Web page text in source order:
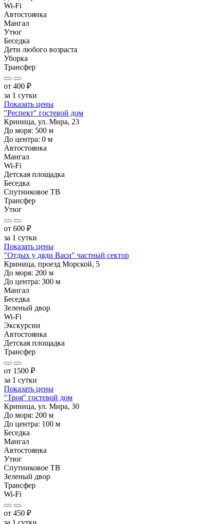
Wi-Fi
Автостоянка
Мангал
Утюг
Беседка
Дети любого возраста
Уборка
Трансфер
от 400 ₽
за 1 сутки
Показать цены
"Респект" гостевой дом
Криница, ул. Мира, 23
До моря: 500 м
До центра: 0 м
Автостоянка
Мангал
Wi-Fi
Детская площадка
Беседка
Спутниковое ТВ
Трансфер
Утюг
от 600 ₽
за 1 сутки
Показать цены
"Отдых у дяди Васи" частный сектор
Криница, проезд Морской, 5
До моря: 200 м
До центра: 300 м
Мангал
Беседка
Зеленый двор
Wi-Fi
Экскурсии
Автостоянка
Детская площадка
Трансфер
от 1500 ₽
за 1 сутки
Показать цены
"Троя" гостевой дом
Криница, ул. Мира, 30
До моря: 200 м
До центра: 100 м
Беседка
Мангал
Автостоянка
Утюг
Спутниковое ТВ
Зеленый двор
Трансфер
Wi-Fi
от 450 ₽
за 1 сутки